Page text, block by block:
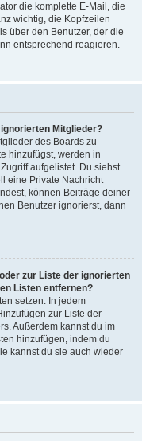
die komplette E-Mail, die
wichtig, die Kopfzeilen
über den Benutzer, der die
entsprechend reagieren.
Mitglieder?
des Boards zu
hinzufügst, werden in
aufgelistet. Du siehst
eine Private Nachricht
können Beiträge deiner
Benutzer ignorierst, dann
zur Liste der ignorierten
Listen entfernen?
setzen: In jedem
zur Liste der
Außerdem kannst du im
hinzufügen, indem du
kannst du sie auch wieder